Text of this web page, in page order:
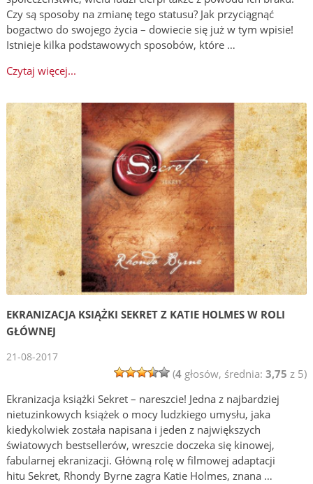
Czy są sposoby na zmianę tego statusu? Jak przyciągnąć
bogactwo do swojego życia – dowiecie się już w tym wpisie!
Istnieje kilka podstawowych sposobów, które …
Czytaj więcej...
EKRANIZACJA KSIĄŻKI SEKRET Z KATIE HOLMES W ROLI
GŁÓWNEJ
21-08-2017
(4głosów, średnia: 3,75 z 5)
Ekranizacja książki Sekret – nareszcie! Jedna z najbardziej
nietuzinkowych książek o mocy ludzkiego umysłu, jaka
kiedykolwiek została napisana i jeden z największych
światowych bestsellerów, wreszcie doczeka się kinowej,
fabularnej ekranizacji. Główną rolę w filmowej adaptacji
hitu Sekret, Rhondy Byrne zagra Katie Holmes, znana …